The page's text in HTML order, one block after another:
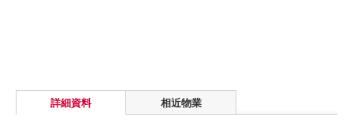
詳細資料 相近物業